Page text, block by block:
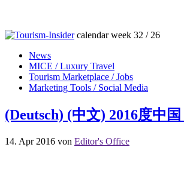
calendar week 32 / 26
News
MICE / Luxury Travel
Tourism Marketplace / Jobs
Marketing Tools / Social Media
(Deutsch) (中文) 2016度中
14. Apr 2016 von Editor's Office